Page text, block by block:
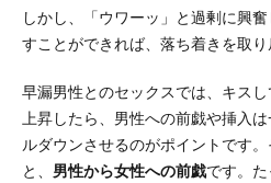
しかし、「ウワーッ」と過剰に興
すことができれば、落ち着きを取り
早漏男性とのセックスでは、キス
上昇したら、男性への前戯や挿入
ルダウンさせるのがポイントです
と、 男性から女性への前戯です。た